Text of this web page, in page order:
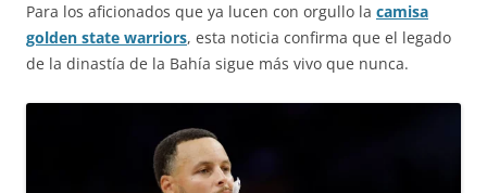
Para los aficionados que ya lucen con orgullo la camisa
golden state warriors, esta noticia confirma que el legado
de la dinastía de la Bahía sigue más vivo que nunca.